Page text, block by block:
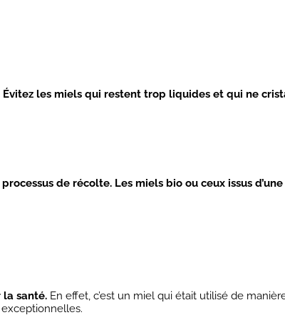
Évitez les miels qui restent trop liquides et qui ne
de récolte. Les miels bio ou ceux issus
santé. En effet, c’est un miel qui était utilisé de